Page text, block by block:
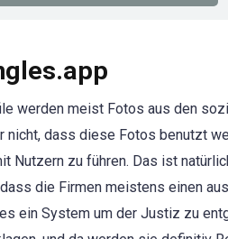
werden meist Fotos aus den
nicht, dass diese Fotos benutzt
Nutzern zu führen. Das ist
die Firmen meistens einen
ein System um der Justiz zu